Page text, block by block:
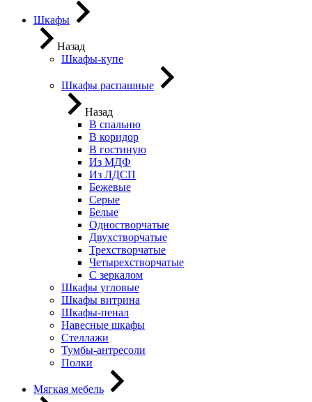
Шкафы
Назад
Шкафы-купе
Шкафы распашные
Назад
В спальню
В коридор
В гостиную
Из МДФ
Из ЛДСП
Бежевые
Серые
Белые
Одностворчатые
Двухстворчатые
Трехстворчатые
Четырехстворчатые
С зеркалом
Шкафы угловые
Шкафы витрина
Шкафы-пенал
Навесные шкафы
Стеллажи
Тумбы-антресоли
Полки
Мягкая мебель